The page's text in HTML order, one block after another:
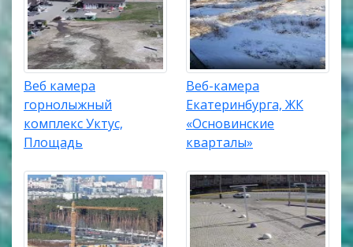
Веб камера
горнолыжный
комплекс Уктус,
Площадь
Веб-камера
Екатеринбурга, ЖК
«Основинские
кварталы»